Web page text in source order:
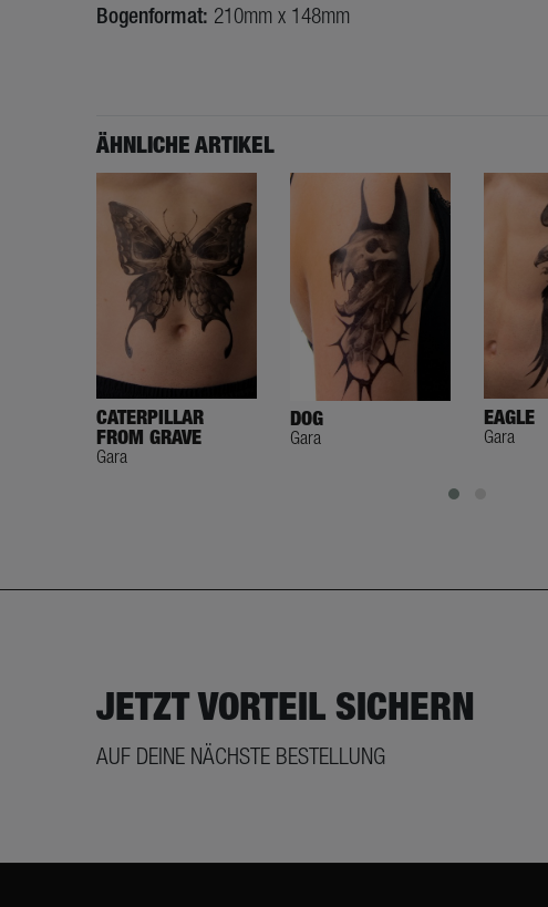
Bogenformat: 210mm x 148mm
ÄHNLICHE ARTIKEL
CATERPILLAR
FROM GRAVE
Gara
DOG
Gara
EAGLE
Gara
JETZT VORTEIL SICHERN
AUF DEINE NÄCHSTE BESTELLUNG